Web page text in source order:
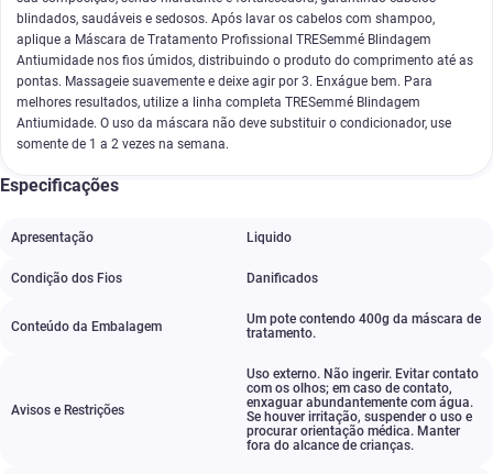
blindados, saudáveis e sedosos. Após lavar os cabelos com shampoo,
aplique a Máscara de Tratamento Profissional TRESemmé Blindagem
Antiumidade nos fios úmidos, distribuindo o produto do comprimento até as
pontas. Massageie suavemente e deixe agir por 3. Enxágue bem. Para
melhores resultados, utilize a linha completa TRESemmé Blindagem
Antiumidade. O uso da máscara não deve substituir o condicionador, use
somente de 1 a 2 vezes na semana.
Especificações
Apresentação Liquido
Condição dos Fios Danificados
Conteúdo da Embalagem
Um pote contendo 400g da máscara de
tratamento.​
Avisos e Restrições
Uso externo.​ Não ingerir.​ Evitar contato
com os olhos; em caso de contato,
enxaguar abundantemente com água.​
Se houver irritação, suspender o uso e
procurar orientação médica.​ Manter
fora do alcance de crianças.